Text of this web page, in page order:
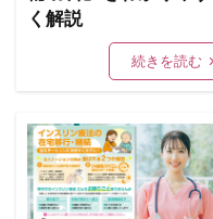
く解説
続きを読む